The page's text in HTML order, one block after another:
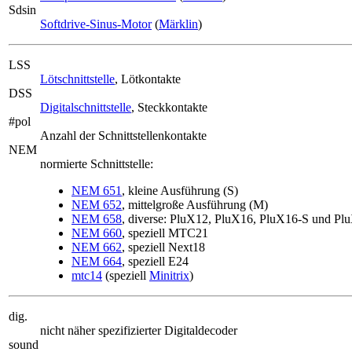
Sdsin
Softdrive-Sinus-Motor(Märklin)
LSS
Lötschnittstelle, Lötkontakte
DSS
Digitalschnittstelle, Steckkontakte
#pol
Anzahl der Schnittstellenkontakte
NEM
normierte Schnittstelle:
NEM 651 , kleine Ausführung (S)
NEM 652, mittelgroße Ausführung (M)
NEM 658, diverse: PluX12, PluX16, PluX16-S und
NEM 660, speziell MTC21
NEM 662, speziell Next18
NEM 664, speziell E24
mtc14 (speziell Minitrix)
dig.
nicht näher spezifizierter Digitaldecoder
sound